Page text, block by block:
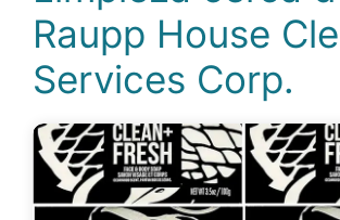
Raupp House
Services Corp.